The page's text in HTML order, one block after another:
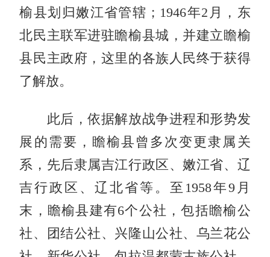
榆县划归嫩江省管辖；1946年2月，东
北民主联军进驻瞻榆县城，并建立瞻榆
县民主政府，这里的各族人民终于获得
了解放。
此后，依据解放战争进程和形势发
展的需要，瞻榆县曾多次变更隶属关
系，先后隶属吉江行政区、嫩江省、辽
吉行政区、辽北省等。至1958年9月
末，瞻榆县建有6个公社，包括瞻榆公
社、团结公社、兴隆山公社、乌兰花公